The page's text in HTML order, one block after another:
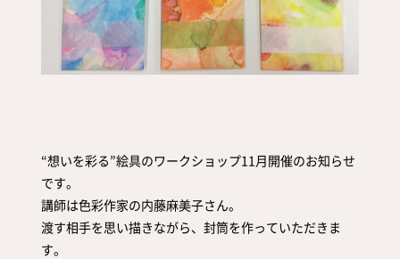
サイトマップ
“想いを彩る”絵具のワークショップ11月開催のお知らせ
です。
講師は色彩作家の内藤麻美子さん。
渡す相手を思い描きながら、封筒を作っていただきま
す。